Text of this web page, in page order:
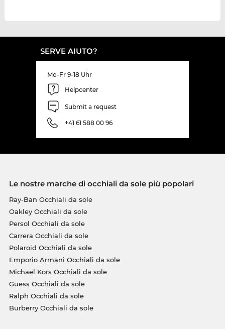
SERVE AIUTO?
Mo-Fr 9-18 Uhr
Helpcenter
Submit a request
+41 61 588 00 96
Le nostre marche di occhiali da sole più popolari
Ray-Ban Occhiali da sole
Oakley Occhiali da sole
Persol Occhiali da sole
Carrera Occhiali da sole
Polaroid Occhiali da sole
Emporio Armani Occhiali da sole
Michael Kors Occhiali da sole
Guess Occhiali da sole
Ralph Occhiali da sole
Burberry Occhiali da sole